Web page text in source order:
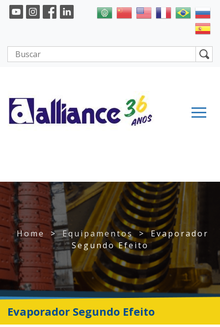
Home > Equipamentos > Evaporador
Segundo Efeito
Evaporador Segundo Efeito